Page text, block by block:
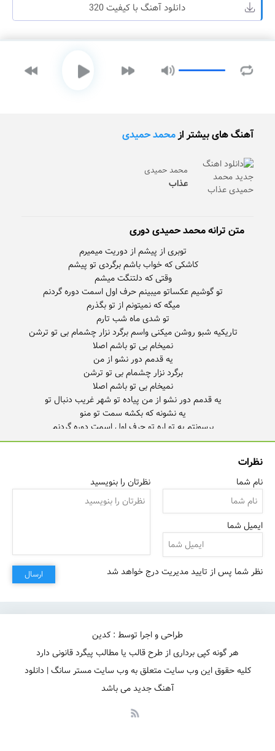
دانلود آهنگ با کیفیت 320
آهنگ های بیشتر ازمحمد حمیدی
محمد حمیدی
عذاب
متن ترانه محمد حمیدی دوری
میگه که نمیتونم از تو بگذرم
یه قدمم دور نشو از من
نظرات
نام شما
ایمیل شما
نظرتان را بنویسید
نظر شما پس از تایید مدیریت درج خواهد شد ارسال
طراحی و اجرا توسط : کدین
هر گونه کپی برداری از طرح قالب یا مطالب پیگرد قانونی دارد
کلیه حقوق این وب سایت متعلق به وب سایت مستر سانگ | دانلود
آهنگ جدید می باشد